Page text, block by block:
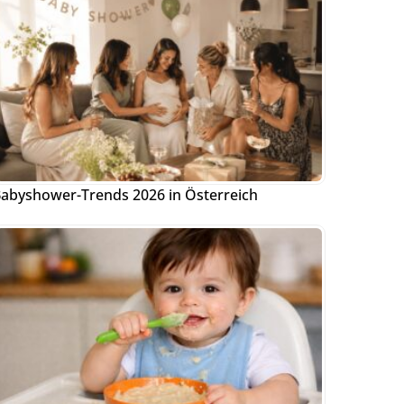
Trends 2026 in Österreich